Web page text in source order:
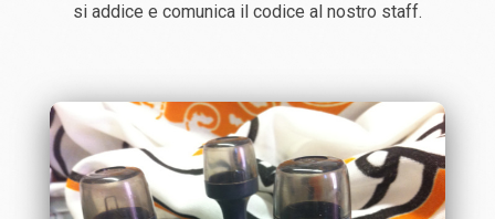
si addice e comunica il codice al nostro staff.